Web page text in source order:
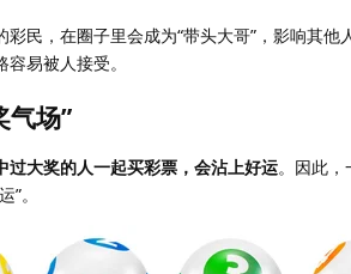
彩民，在圈子里会成为“带头大哥”，影响其
易被人接受。
场”
过大奖的人一起买彩票，会沾上好运。因此，
。